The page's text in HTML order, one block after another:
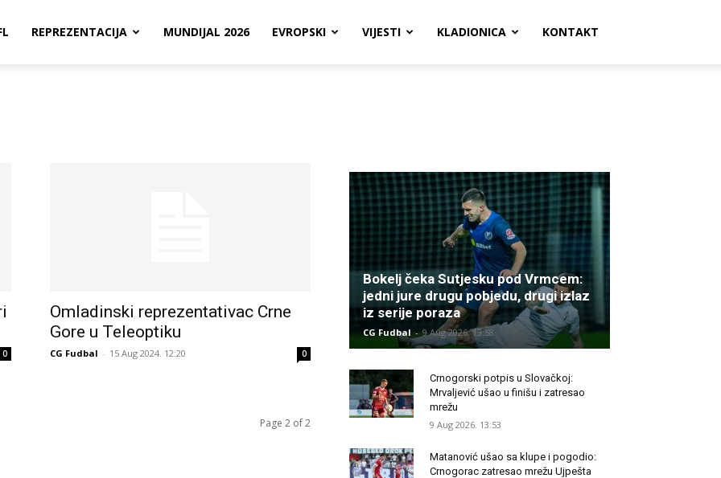
REPREZENTACIJA MUNDIJAL 2026 EVROPSKI VIJESTI KLADIONICA KONTAKT
0
Omladinski reprezentativac Crne
Gore u Teleoptiku
CG Fudbal - 15 Aug 2024. 12:20 0
Page 2 of 2
Bokelj čeka Sutjesku pod Vrmcem:
jedni jure drugu pobjedu, drugi izlaz
iz serije poraza
CG Fudbal - 9 Aug 2026. 13:58
Crnogorski potpis u Slovačkoj:
Mrvaljević ušao u finišu i zatresao
mrežu
9 Aug 2026. 13:53
Matanović ušao sa klupe i pogodio:
Crnogorac zatresao mrežu Ujpešta